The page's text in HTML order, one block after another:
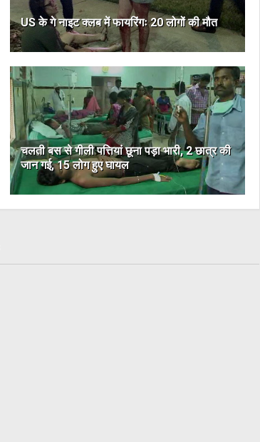
US के गे नाइट क्लब में फायरिंगः 20 लोगों की मौत
चलती बस से गीली पत्तियां छूना पड़ा भारी, 2 छात्र की
जान गई, 15 लोग हुए घायल